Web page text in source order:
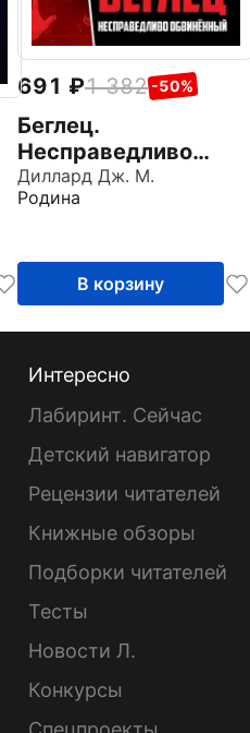
691 1 382 -50%
Беглец.
Несправедливо
обвиненный
Диллард Дж. М.
Родина
В корзину
Интересно
Лабиринт. Сейчас
Детский навигатор
Рецензии читателей
Книжные обзоры
Подборки читателей
Тесты
Новости Л.
Конкурсы